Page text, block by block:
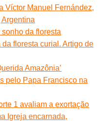
Víctor Manuel Fernández,
sonho da floresta
floresta curial. Artigo de
Amazônia’
pelo Papa Francisco na
1 avaliam a exortação
Igreja encarnada,